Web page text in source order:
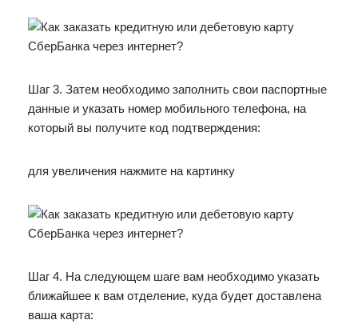
Шаг 3. Затем необходимо заполнить свои паспортные
данные и указать номер мобильного телефона, на
который вы получите код подтверждения:
для увеличения нажмите на картинку
Шаг 4. На следующем шаге вам необходимо указать
ближайшее к вам отделение, куда будет доставлена
ваша карта: